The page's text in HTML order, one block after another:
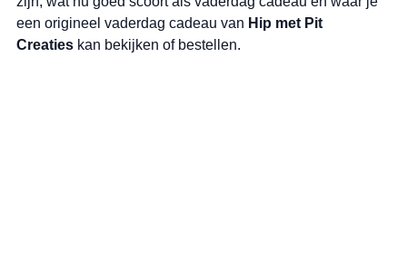
een origineel vaderdag cadeau van Hip met Pit
Creaties kan bekijken of bestellen.